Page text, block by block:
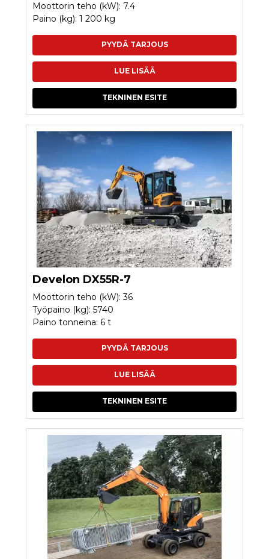
Moottorin teho (kW): 7.4
Paino (kg): 1 200 kg
PYYDÄ TARJOUS
LUE LISÄÄ
TEKNINEN ESITE
Develon DX55R-7
Moottorin teho (kW): 36
Työpaino (kg): 5740
Paino tonneina: 6 t
PYYDÄ TARJOUS
LUE LISÄÄ
TEKNINEN ESITE